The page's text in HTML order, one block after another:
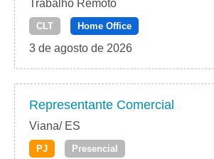
Trabalho Remoto
CLT Home Office
3 de agosto de 2026
Representante Comercial
Viana/ ES
PJ Presencial